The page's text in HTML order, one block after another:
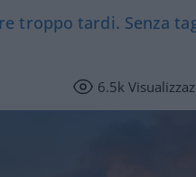
troppo tardi. Senza
6.5k